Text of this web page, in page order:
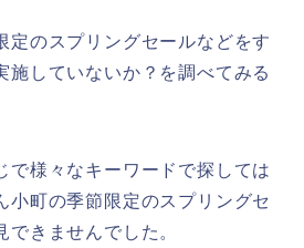
定のスプリングセールなどをす
施していないか？を調べてみる
で様々なキーワードで探しては
小町の季節限定のスプリングセ
きませんでした。